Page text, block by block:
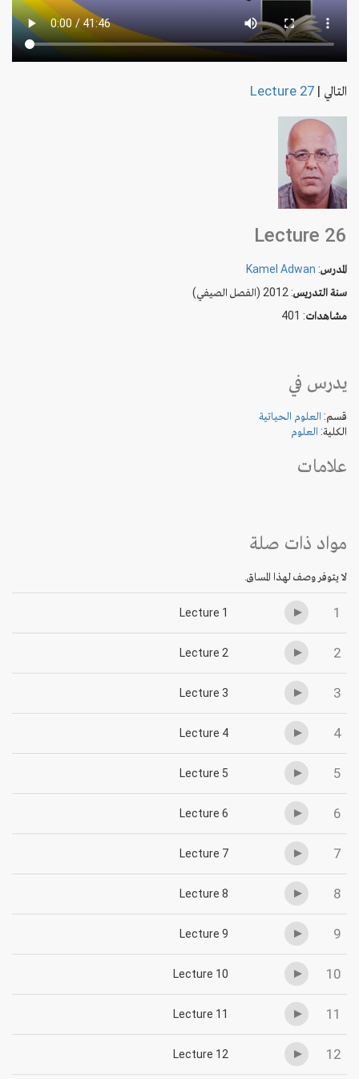
التالي |
Lecture 27
Lecture 26
المدرس:
Kamel Adwan
سنة التدريس: 2012 (الفصل الصيفي)
مشاهدات: 401
يدرس في
قسم: العلوم الحياتية
الكلية: العلوم
علامات
مواد ذات صلة
لا يتوفر وصف لهذا المساق.
1
Lecture 1
2
Lecture 2
3
Lecture 3
4
Lecture 4
5
Lecture 5
6
Lecture 6
7
Lecture 7
8
Lecture 8
9
Lecture 9
10
Lecture 10
11
Lecture 11
12
Lecture 12